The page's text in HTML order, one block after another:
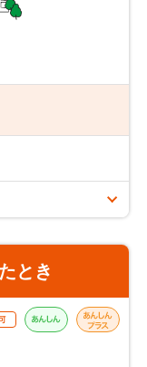
会社が定める範囲
す。（追加契約時
です）
ン療法のみを受け
受けた場合：保険
て最大60回まで
がん・上皮内新生物
、②放射線治療、
とき